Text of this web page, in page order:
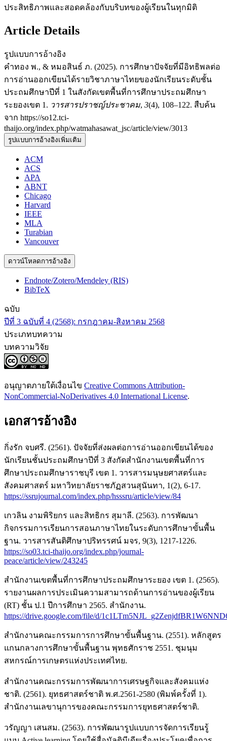
ประสิทธิภาพและสอดคล้องกับบริบทของผู้เรียนในทุกมิติ
Article Details
รูปแบบการอ้างอิง
คำทอง พ., & หมอสินธ์ ภ. (2025). การศึกษาปัจจัยที่มีอิทธิพลต่อ
การอ่านออกเขียนได้รายวิชาภาษาไทยของนักเรียนระดับชั้น
ประถมศึกษาปีที่ 1 ในสังกัดเขตพื้นที่การศึกษาประถมศึกษา
ระยองเขต 1. วารสารปราชญ์ประชาคม, 3(4), 108–122. สืบค้น
จาก https://so12.tci-
thaijo.org/index.php/watmahasawat_jsc/article/view/3013
รูปแบบการอ้างอิงเพิ่มเติม
ACM
ACS
APA
ABNT
Chicago
Harvard
IEEE
MLA
Turabian
Vancouver
ดาวน์โหลดการอ้างอิง
Endnote/Zotero/Mendeley (RIS)
BibTeX
ฉบับ
ปีที่ 3 ฉบับที่ 4 (2568): กรกฎาคม-สิงหาคม 2568
ประเภทบทความ
บทความวิจัย
อนุญาตภายใต้เงื่อนไข Creative Commons Attribution-
NonCommercial-NoDerivatives 4.0 International License.
เอกสารอ้างอิง
กิ่งรัก จบศรี. (2561). ปัจจัยที่ส่งผลต่อการอ่านออกเขียนได้ของ
นักเรียนชั้นประถมศึกษาปีที่ 3 สังกัดสำนักงานเขตพื้นที่การ
ศึกษาประถมศึกษาราชบุรี เขต 1. วารสารมนุษยศาสตร์และ
สังคมศาสตร์ มหาวิทยาลัยราชภัฏสวนสุนันทา, 1(2), 6-17.
https://ssrujournal.com/index.php/hsssru/article/view/84
เกวลิน งามพิริยกร และสิทธิกร สุมาลี. (2563). การพัฒนา
กิจกรรมการเรียนการสอนภาษาไทยในระดับการศึกษาขั้นพื้น
ฐาน. วารสารสันติศึกษาปริทรรศน์ มจร, 9(3), 1217-1226.
https://so03.tci-thaijo.org/index.php/journal-
peace/article/view/243245
สำนักงานเขตพื้นที่การศึกษาประถมศึกษาระยอง เขต 1. (2565).
รายงานผลการประเมินความสามารถด้านการอ่านของผู้เรียน
(RT) ชั้น ป.1 ปีการศึกษา 2565. สำนักงาน.
https://drive.google.com/file/d/
สำนักงานคณะกรรมการการศึกษาขั้นพื้นฐาน. (2551). หลักสูตร
แกนกลางการศึกษาขั้นพื้นฐาน พุทธศักราช 2551. ชุมนุม
สหกรณ์การเกษตรแห่งประเทศไทย.
สำนักงานคณะกรรมการพัฒนาการเศรษฐกิจและสังคมแห่ง
ชาติ. (2561). ยุทธศาสตร์ชาติ พ.ศ.2561-2580 (พิมพ์ครั้งที่ 1).
สำนักงานเลขานุการของคณะกรรมการยุทธศาสตร์ชาติ.
วรัญญา เสนสม. (2563). การพัฒนารูปแบบการจัดการเรียนรู้